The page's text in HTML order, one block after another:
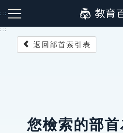
到
主
:::
:::
返回部首索引表
您檢索的部首